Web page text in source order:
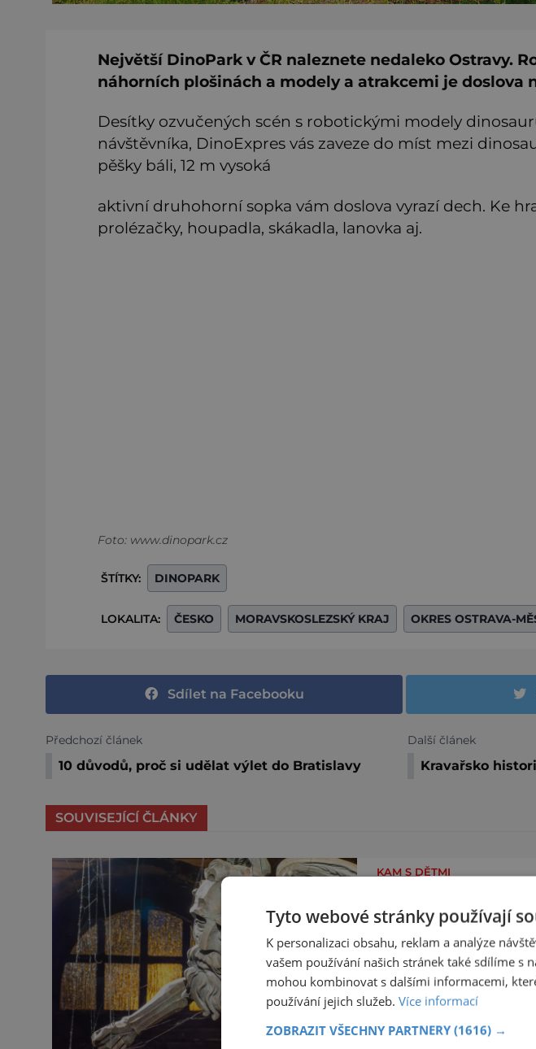
Největší DinoPark v ČR naleznete nedaleko Ostravy.
náhorních plošinách a modely a atrakcemi je doslova
Desítky ozvučených scén s robotickými modely
návštěvníka, DinoExpres vás zaveze do míst mezi
pěšky báli, 12 m vysoká
aktivní druhohorní sopka vám doslova vyrazí dech. Ke
prolézačky, houpadla, skákadla, lanovka aj.
Foto: www.dinopark.cz
ŠTÍTKY: DINOPARK
LOKALITA: ČESKO MORAVSKOSLEZSKÝ KRAJ OKRES OSTRAVA-
Sdílet na Facebooku
Předchozí článek
10 důvodů, proč si udělat výlet do Bratislavy
Další článek
Kravařsko
SOUVISEJÍCÍ ČLÁNKY
KAM S DĚTMI
LOUTKY
Přemýšlíte nad
celou rodinu? Spojte
nevšedním
Kuks v historickém
unikátní cyklus soch-
Tyto webové stránky používají
K personalizaci obsahu, reklam a analýze
vašem používání našich stránek také sdílíme
mohou kombinovat s dalšími informacemi,
používání jejich služeb. Více informací
ZOBRAZIT VŠECHNY PARTNERY (1616) →